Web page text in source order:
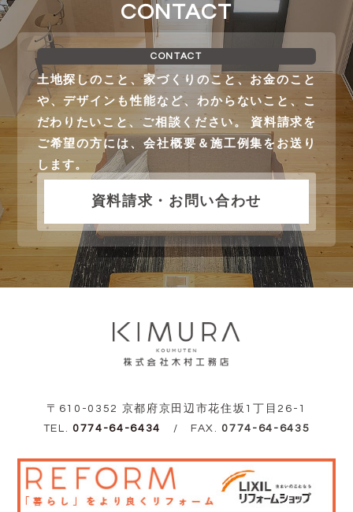
CONTACT
CONTACT
土地探しのこと、家づくりのこと、お金のこと
や、デザインも性能など、わからないこと、こ
だわりたいこと、ご相談ください。 資料請求を
ご希望の方には、会社概要＆施工例集をお送り
します。
資料請求・お問い合わせ
〒610-0352 京都府京田辺市花住坂1丁目26-1
TEL. 0774-64-6434 / FAX. 0774-64-6435